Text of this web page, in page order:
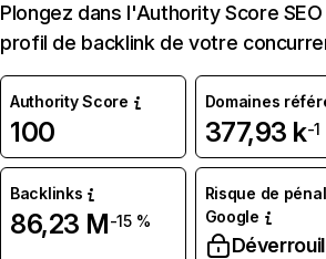
Plongez dans l'Authority Score
profil de backlink de votre
Authority Score
100
Domaines
377,93 k-1
Backlinks
86,23 M-15 %
Risque de
Google